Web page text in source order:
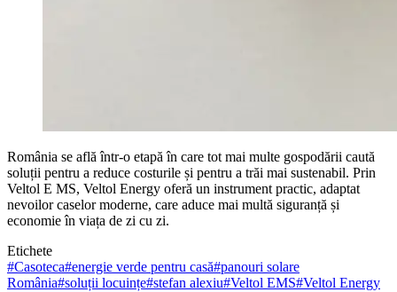
România se află într-o etapă în care tot mai multe gospodării caută
soluții pentru a reduce costurile și pentru a trăi mai sustenabil. Prin
Veltol E MS, Veltol Energy oferă un instrument practic, adaptat
nevoilor caselor moderne, care aduce mai multă siguranță și
economie în viața de zi cu zi.
Etichete
#Casoteca#energie verde pentru casă#panouri solare
România#soluții locuințe#stefan alexiu#Veltol EMS#Veltol Energy